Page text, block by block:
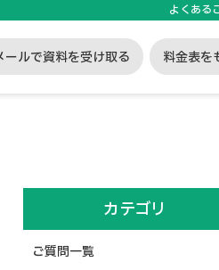
よくある
ールで資料を受け取る 料金表を
カテゴリ
ご質問一覧